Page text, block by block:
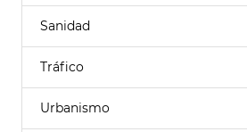
Sanidad
Tráfico
Urbanismo